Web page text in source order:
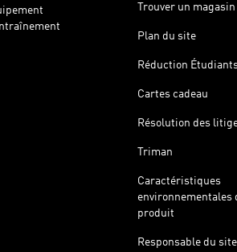
Trouver un magasin
Plan du site
Réduction
Cartes cadeau
Résolution des
Triman
Caractéristiques
environnementales
produit
Responsable du site